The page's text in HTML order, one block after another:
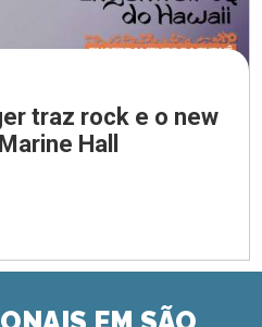
traz rock e o new
Hall